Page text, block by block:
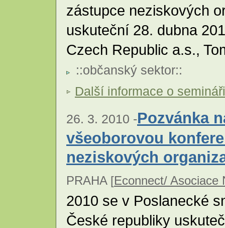
zástupce neziskových
uskuteční 28. dubna
Czech Republic a.s.,
::občanský sektor::
Další informace o semináři
26. 3. 2010 -Pozvánka
všeoborovou
neziskových
PRAHA [Econnect/ Asociace
2010 se v Poslanecké
České republiky